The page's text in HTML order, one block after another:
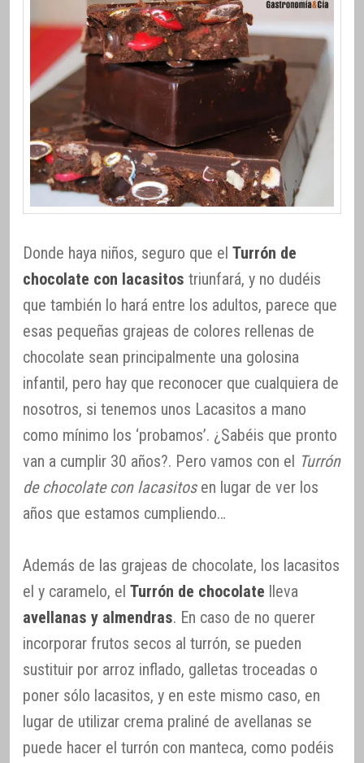
Donde haya niños, seguro que el Turrón de
chocolate con lacasitos triunfará, y no dudéis
que también lo hará entre los adultos, parece que
esas pequeñas grajeas de colores rellenas de
chocolate sean principalmente una golosina
infantil, pero hay que reconocer que cualquiera de
nosotros, si tenemos unos Lacasitos a mano
como mínimo los ‘probamos’. ¿Sabéis que pronto
van a cumplir 30 años?. Pero vamos con el Turrón
de chocolate con lacasitosen lugar de ver los
años que estamos cumpliendo…
Además de las grajeas de chocolate, los lacasitos
el y caramelo, el Turrón de chocolate lleva
avellanas y almendras. En caso de no querer
incorporar frutos secos al turrón, se pueden
sustituir por arroz inflado, galletas troceadas o
poner sólo lacasitos, y en este mismo caso, en
lugar de utilizar crema praliné de avellanas se
puede hacer el turrón con manteca, como podéis